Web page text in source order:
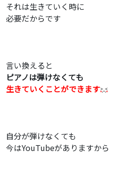
それは生きていく時に
必要だからです
言い換えると
ピアノは弾けなくても
生きていくことができます
自分が弾けなくても
今はYouTubeがありますから